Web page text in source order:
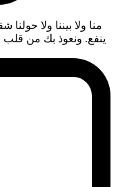
منا ولا بيننا ولا
ينفع. ونعوذ بك من قلب